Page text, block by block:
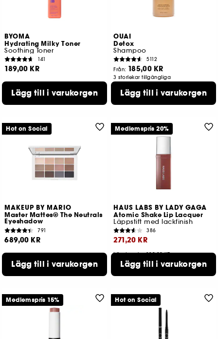
BYOMA
Hydrating Milky Toner
Soothing Toner
141
189,00 KR
Lägg till i varukorgen
OUAI
Detox
Shampoo
5112
Från: 185,00 KR
3 storlekar tillgängliga
Lägg till i varukorgen
MAKEUP BY MARIO
Master Mattes® The Neutrals
Eyeshadow
791
689,00 KR
Lägg till i varukorgen
Hot on Social
HAUS LABS BY LADY GAGA
Atomic Shake Lip Lacquer
Läppstift med lackfinish
386
271,20 KR
Lägsta pris : 339,00 KR
8 tillgängliga färger
Lägg till i varukorgen
Medlemspris 20%
Medlemspris 15% Hot on Social